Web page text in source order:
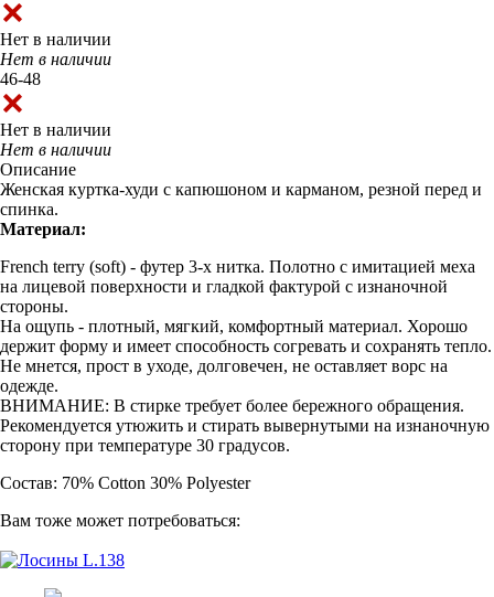
Нет в наличии
Нет в наличии
46-48
Нет в наличии
Нет в наличии
Описание
Женская куртка-худи с капюшоном и карманом, резной перед и
спинка.
Материал:
French terry (soft) - футер 3-х нитка. Полотно с имитацией меха
на лицевой поверхности и гладкой фактурой с изнаночной
стороны.
На ощупь - плотный, мягкий, комфортный материал. Хорошо
держит форму и имеет способность согревать и сохранять тепло.
Не мнется, прост в уходе, долговечен, не оставляет ворс на
одежде.
ВНИМАНИЕ: В стирке требует более бережного обращения.
Рекомендуется утюжить и стирать вывернутыми на изнаночную
сторону при температуре 30 градусов.
Состав: 70% Cotton 30% Polyester
Вам тоже может потребоваться: